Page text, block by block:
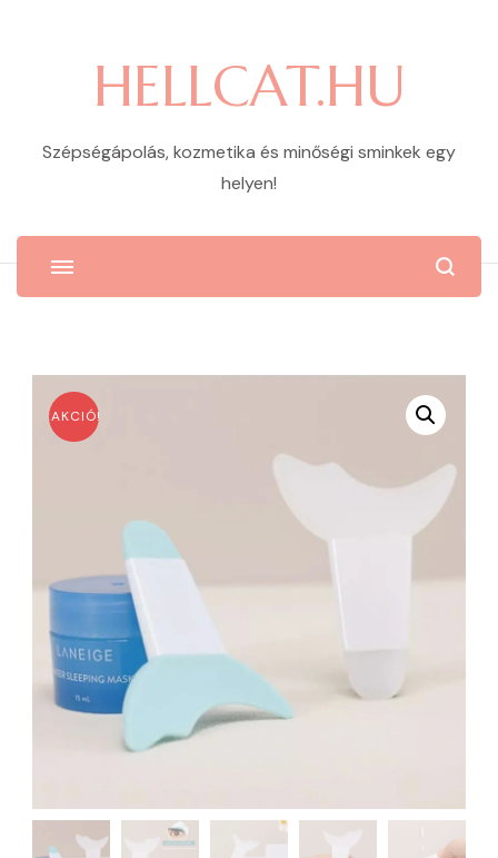
HELLCAT.HU
Szépségápolás, kozmetika és minőségi sminkek egy
helyen!
AKCIÓ!